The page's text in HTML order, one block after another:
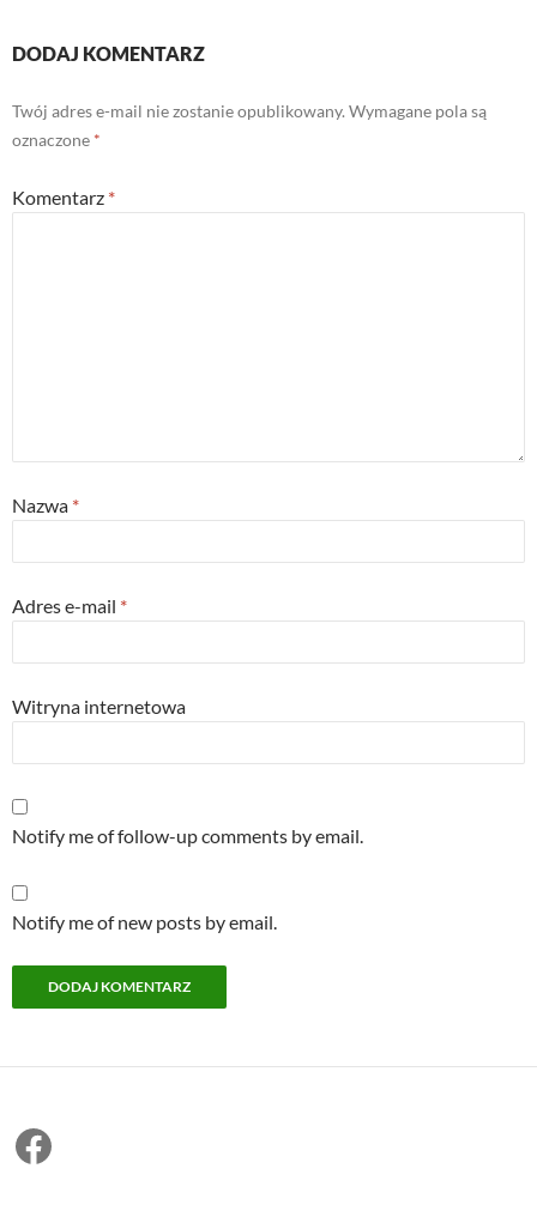
DODAJ KOMENTARZ
Twój adres e-mail nie zostanie opublikowany. Wymagane pola są
oznaczone *
Komentarz *
Nazwa *
Adres e-mail *
Witryna internetowa
Notify me of follow-up comments by email.
Notify me of new posts by email.
Facebook